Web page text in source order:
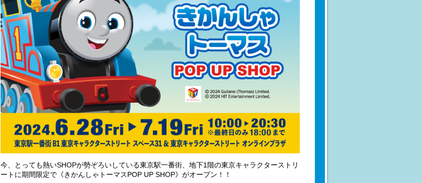
今、とっても熱いSHOPが勢ぞろいしている東京駅一番街、地下1階の東京キャラクターストリ
ートに期間限定で《きかんしゃトーマスPOP UP SHOP》がオープン！！